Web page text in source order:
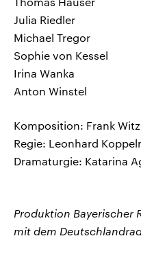
Julia Riedler
Michael Tregor
Sophie von Kessel
Irina Wanka
Anton Winstel
Komposition: Frank
Regie: Leonhard
Dramaturgie: Katarina
Produktion Bayerischer
mit dem